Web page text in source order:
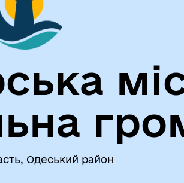
Герої не вмирають!
Одеський район